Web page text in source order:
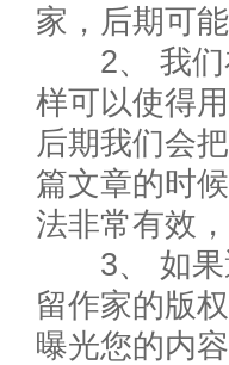
家，后期可
2、 我们在
样可以使得
后期我们会
篇文章的时
法非常有效
3、 如果遇
留作家的版
曝光您的内